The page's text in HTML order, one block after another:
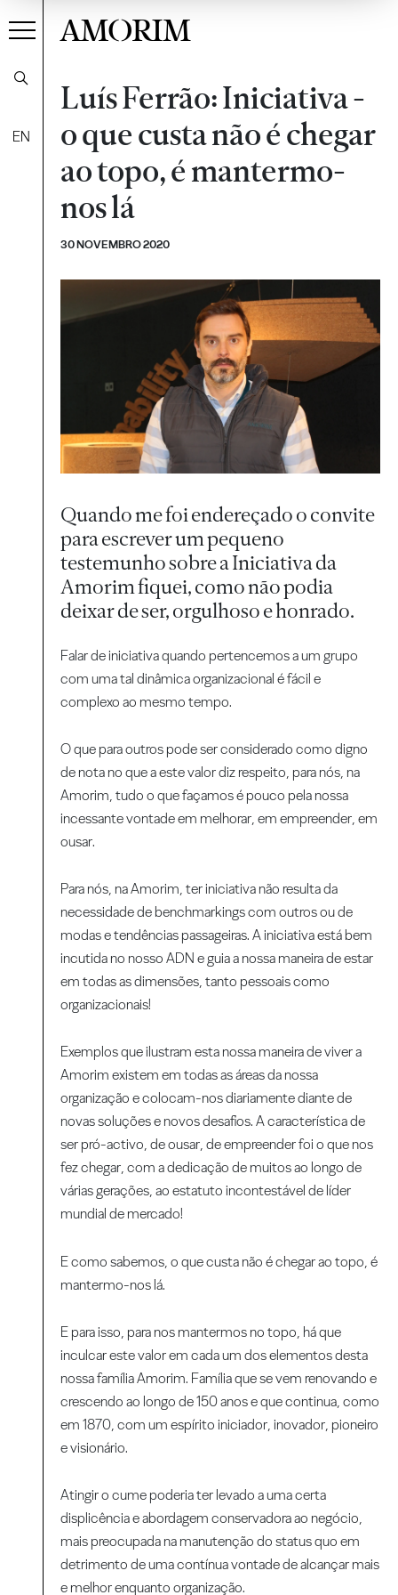
EN
AMORIM
Luís Ferrão: Iniciativa -
o que custa não é chegar
ao topo, é mantermo-
nos lá
30 NOVEMBRO 2020
Quando me foi endereçado o convite
para escrever um pequeno
testemunho sobre a Iniciativa da
Amorim fiquei, como não podia
deixar de ser, orgulhoso e honrado.
Falar de iniciativa quando pertencemos a um grupo
com uma tal dinâmica organizacional é fácil e
complexo ao mesmo tempo.
O que para outros pode ser considerado como digno
de nota no que a este valor diz respeito, para nós, na
Amorim, tudo o que façamos é pouco pela nossa
incessante vontade em melhorar, em empreender, em
ousar.
Para nós, na Amorim, ter iniciativa não resulta da
necessidade de benchmarkings com outros ou de
modas e tendências passageiras. A iniciativa está bem
incutida no nosso ADN e guia a nossa maneira de estar
em todas as dimensões, tanto pessoais como
organizacionais!
Exemplos que ilustram esta nossa maneira de viver a
Amorim existem em todas as áreas da nossa
organização e colocam-nos diariamente diante de
novas soluções e novos desafios. A característica de
ser pró-activo, de ousar, de empreender foi o que nos
fez chegar, com a dedicação de muitos ao longo de
várias gerações, ao estatuto incontestável de líder
mundial de mercado!
E como sabemos, o que custa não é chegar ao topo, é
mantermo-nos lá.
E para isso, para nos mantermos no topo, há que
inculcar este valor em cada um dos elementos desta
nossa família Amorim. Família que se vem renovando e
crescendo ao longo de 150 anos e que continua, como
em 1870, com um espírito iniciador, inovador, pioneiro
e visionário.
Atingir o cume poderia ter levado a uma certa
displicência e abordagem conservadora ao negócio,
mais preocupada na manutenção do status quo em
detrimento de uma contínua vontade de alcançar mais
e melhor enquanto organização.